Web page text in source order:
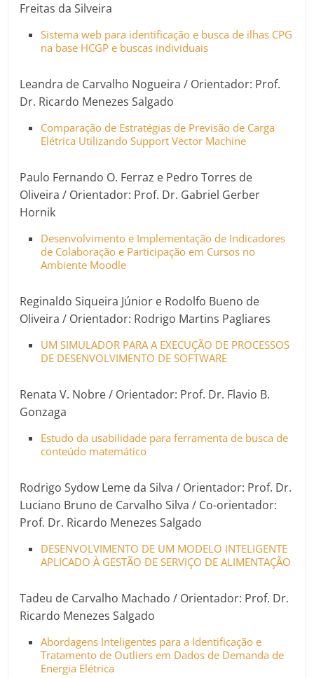
Freitas da Silveira
Sistema web para identificação e busca de ilhas CPG
na base HCGP e buscas individuais
Leandra de Carvalho Nogueira / Orientador: Prof.
Dr. Ricardo Menezes Salgado
Comparação de Estratégias de Previsão de Carga
Elétrica Utilizando Support Vector Machine
Paulo Fernando O. Ferraz e Pedro Torres de
Oliveira / Orientador: Prof. Dr. Gabriel Gerber
Hornik
Desenvolvimento e Implementação de Indicadores
de Colaboração e Participação em Cursos no
Ambiente Moodle
Reginaldo Siqueira Júnior e Rodolfo Bueno de
Oliveira / Orientador: Rodrigo Martins Pagliares
UM SIMULADOR PARA A EXECUÇÃO DE PROCESSOS
DE DESENVOLVIMENTO DE SOFTWARE
Renata V. Nobre / Orientador: Prof. Dr. Flavio B.
Gonzaga
Estudo da usabilidade para ferramenta de busca de
conteúdo matemático
Rodrigo Sydow Leme da Silva / Orientador: Prof. Dr.
Luciano Bruno de Carvalho Silva / Co-orientador:
Prof. Dr. Ricardo Menezes Salgado
DESENVOLVIMENTO DE UM MODELO INTELIGENTE
APLICADO À GESTÃO DE SERVIÇO DE ALIMENTAÇÃO
Tadeu de Carvalho Machado / Orientador: Prof. Dr.
Ricardo Menezes Salgado
Abordagens Inteligentes para a Identificação e
Tratamento de Outliers em Dados de Demanda de
Energia Elétrica